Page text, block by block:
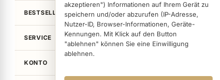
akzeptieren") Informationen auf Ihrem Gerät zu
speichern und/oder abzurufen (IP-Adresse,
Nutzer-ID, Browser-Informationen, Geräte-
Kennungen. Mit Klick auf den Button
"ablehnen" können Sie eine Einwilligung
ablehnen.
BESTSELLER
SERVICE
KONTO